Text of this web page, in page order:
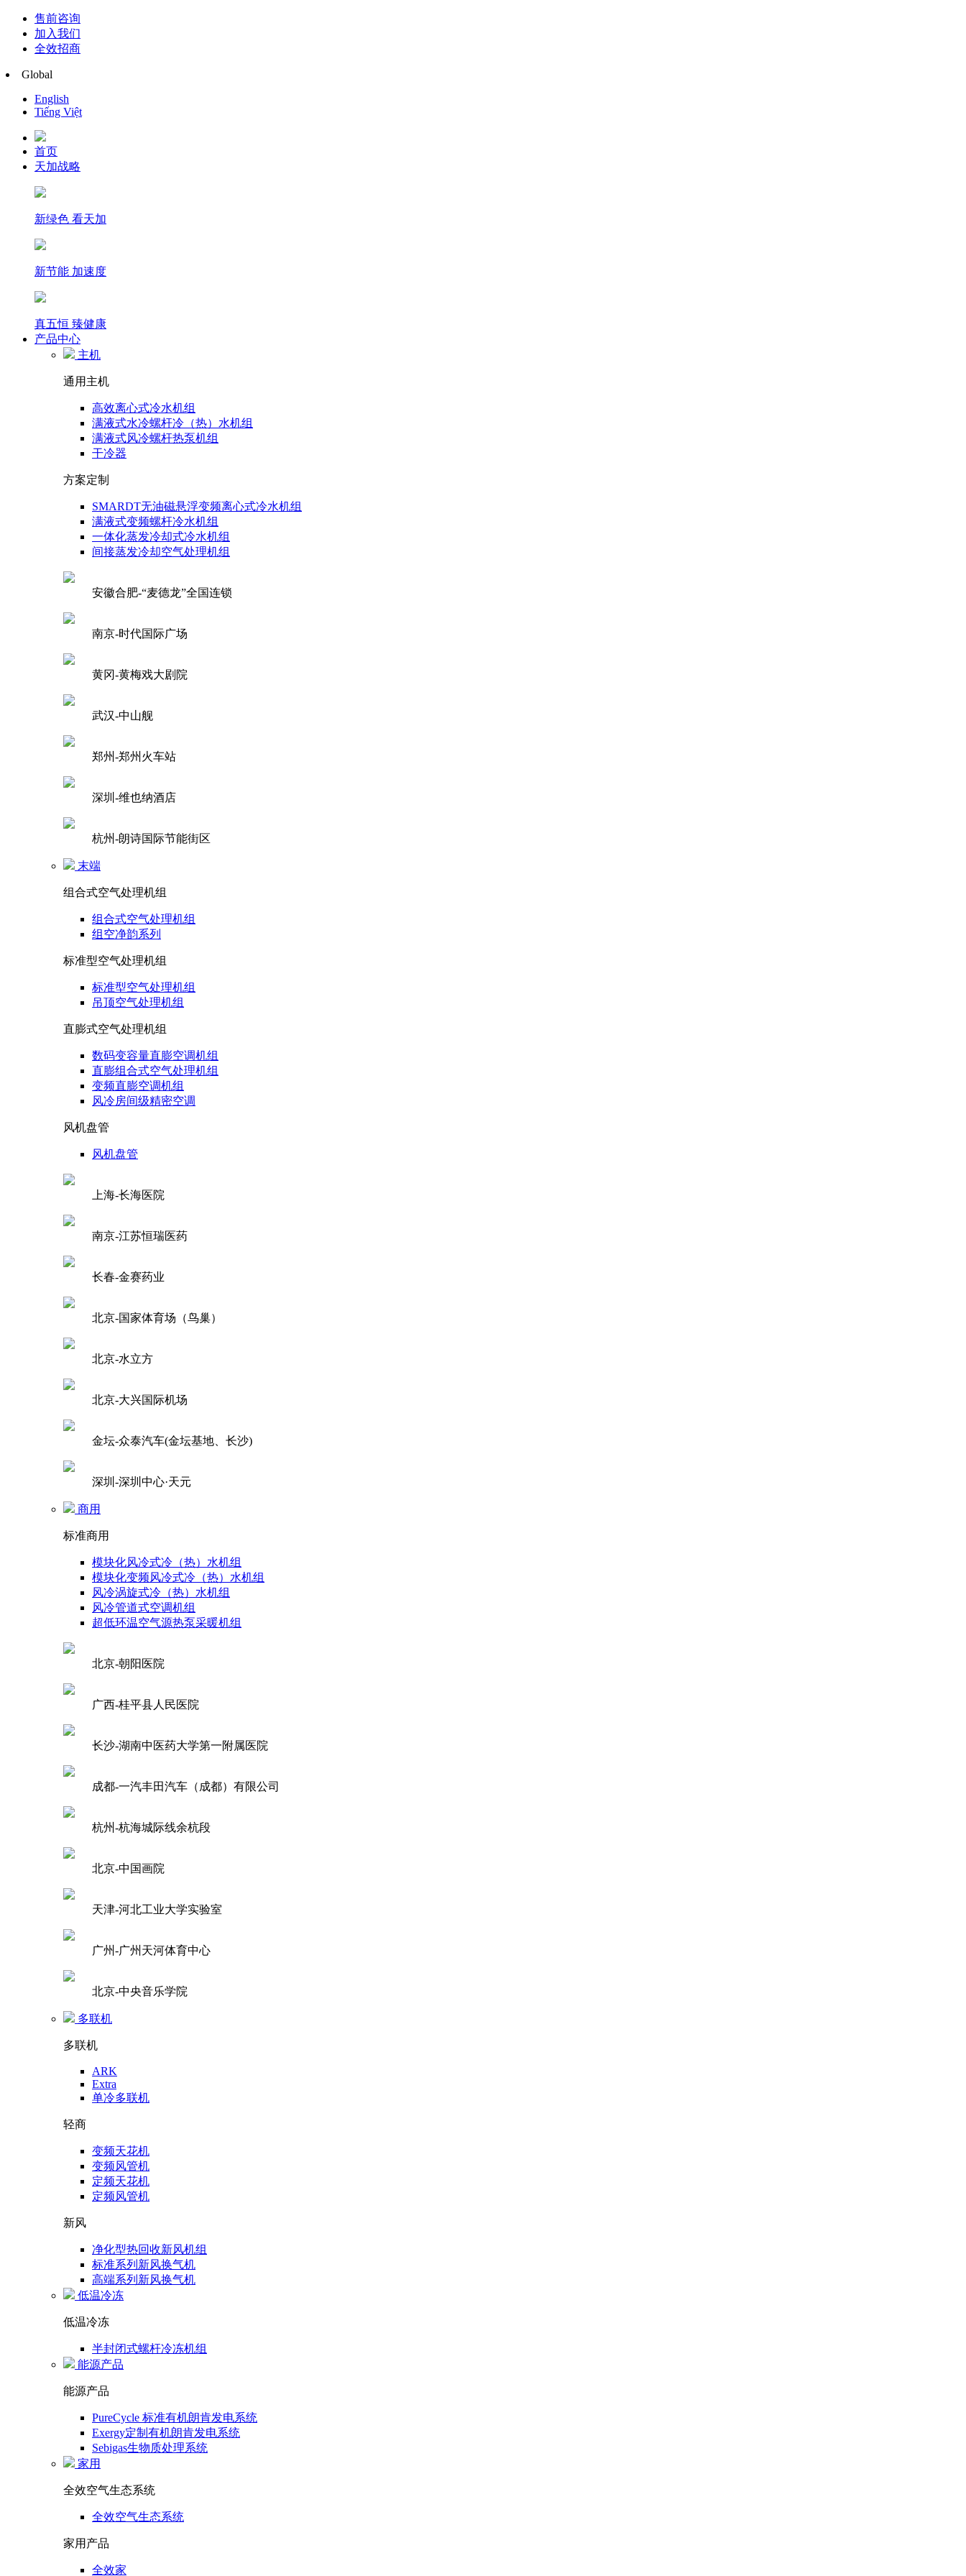
售前咨询
加入我们
全效招商
Global
English
Tiếng Việt
首页
天加战略
新绿色 看天加
新节能 加速度
真五恒 臻健康
产品中心
主机
通用主机
高效离心式冷水机组
满液式水冷螺杆冷（热）水机组
满液式风冷螺杆热泵机组
干冷器
方案定制
SMARDT无油磁悬浮变频离心式冷水机组
满液式变频螺杆冷水机组
一体化蒸发冷却式冷水机组
间接蒸发冷却空气处理机组
安徽合肥-“麦德龙”全国连锁
南京-时代国际广场
黄冈-黄梅戏大剧院
武汉-中山舰
郑州-郑州火车站
深圳-维也纳酒店
杭州-朗诗国际节能街区
末端
组合式空气处理机组
组合式空气处理机组
组空净韵系列
标准型空气处理机组
标准型空气处理机组
吊顶空气处理机组
直膨式空气处理机组
数码变容量直膨空调机组
直膨组合式空气处理机组
变频直膨空调机组
风冷房间级精密空调
风机盘管
风机盘管
上海-长海医院
南京-江苏恒瑞医药
长春-金赛药业
北京-国家体育场（鸟巢）
北京-水立方
北京-大兴国际机场
金坛-众泰汽车(金坛基地、长沙)
深圳-深圳中心·天元
商用
标准商用
模块化风冷式冷（热）水机组
模块化变频风冷式冷（热）水机组
风冷涡旋式冷（热）水机组
风冷管道式空调机组
超低环温空气源热泵采暖机组
北京-朝阳医院
广西-桂平县人民医院
长沙-湖南中医药大学第一附属医院
成都-一汽丰田汽车（成都）有限公司
杭州-杭海城际线余杭段
北京-中国画院
天津-河北工业大学实验室
广州-广州天河体育中心
北京-中央音乐学院
多联机
多联机
ARK
Extra
单冷多联机
轻商
变频天花机
变频风管机
定频天花机
定频风管机
新风
净化型热回收新风机组
标准系列新风换气机
高端系列新风换气机
低温冷冻
低温冷冻
半封闭式螺杆冷冻机组
能源产品
能源产品
PureCycle 标准有机朗肯发电系统
Exergy定制有机朗肯发电系统
Sebigas生物质处理系统
家用
全效空气生态系统
全效空气生态系统
家用产品
全效家